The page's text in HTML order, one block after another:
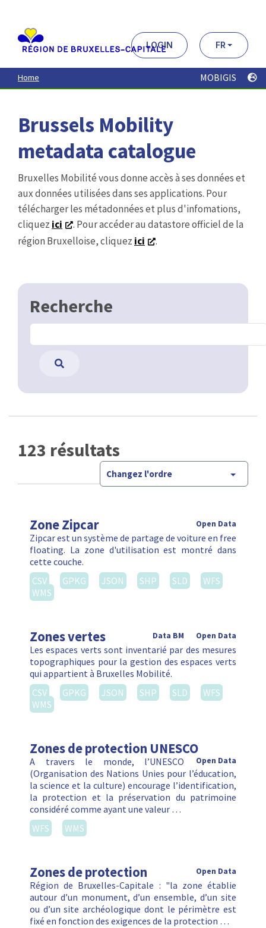
contenu
principal
LOGIN FR
Home MOBIGIS
Brussels Mobility
metadata catalogue
Bruxelles Mobilité vous donne accès à ses données et
aux données utilisées dans ses applications. Pour
télécharger les métadonnées et plus d'infomations,
cliquez ici
. Pour accéder au datastore officiel de la
région Bruxelloise, cliquez ici .
Recherche
123 résultats
Changez l'ordre
Zone Zipcar Open Data
Zipcar est un système de partage de voiture en free
floating. La zone d'utilisation est montré dans
cette couche.
CSV
GPKG JSON SHP SLD
WFS
WMS
Zones vertes Open Data
Data BM
Les espaces verts sont inventarié par des mesures
topographiques pour la gestion des espaces verts
qui appartient à Bruxelles Mobilité.
CSV
GPKG JSON SHP SLD
WFS
WMS
Zones de protection UNESCO
Open Data
A travers le monde, l’UNESCO
(Organisation des Nations Unies pour l’éducation,
la science et la culture) encourage l’identification,
la protection et la préservation du patrimoine
considéré comme ayant une valeur …
WFS
WMS
Zones de protection Open Data
Région de Bruxelles-Capitale : "la zone établie
autour d’un monument, d’un ensemble, d’un site
ou d’un site archéologique dont le périmètre est
fixé en fonction des exigences de la protection …